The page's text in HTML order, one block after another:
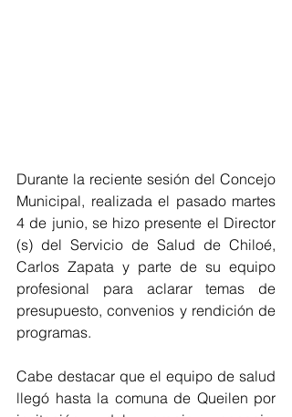
Durante la reciente sesión del Concejo
Municipal, realizada el pasado martes
4 de junio, se hizo presente el Director
(s) del Servicio de Salud de Chiloé,
Carlos Zapata y parte de su equipo
profesional para aclarar temas de
presupuesto, convenios y rendición de
programas.
Cabe destacar que el equipo de salud
llegó hasta la comuna de Queilen por